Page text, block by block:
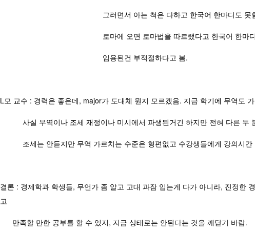
그러면서 아는 척은 다하고 한국어 한마디도 못함.
로마에 오면 로마법을 따르랬다고 한국어 한마디도 못
임용된건 부적절하다고 봄.
L모 교수 : 경력은 좋은데, major가 도대체 뭔지 모르겠음. 지금 학기에 무역도
사실 무역이나 조세 재정이나 미시에서 파생된거긴 하지만 전혀 다른 두
조세는 안듣지만 무역 가르치는 수준은 형편없고 수강생들에게 강의시간
결론 : 경제학과 학생들, 무언가 좀 알고 고대 과잠 입는게 다가 아니라, 진정한
고
만족할 만한 공부를 할 수 있지, 지금 상태로는 안된다는 것을 깨닫기 바람.